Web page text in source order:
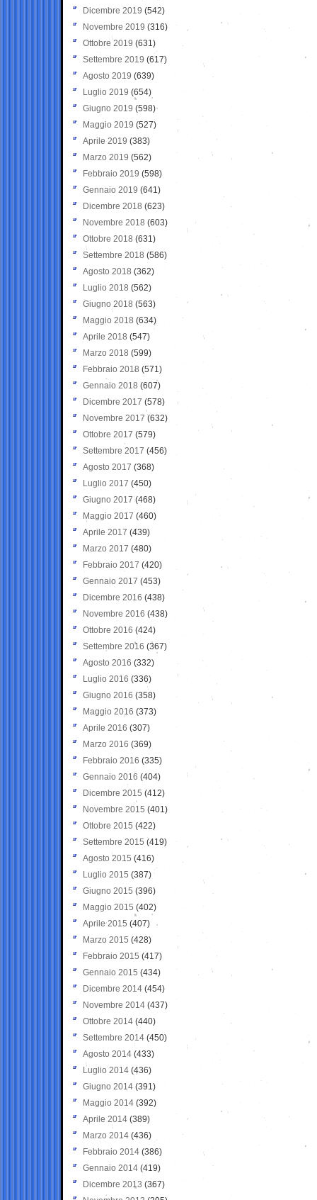
Dicembre 2019 (542)
Novembre 2019 (316)
Ottobre 2019 (631)
Settembre 2019 (617)
Agosto 2019 (639)
Luglio 2019 (654)
Giugno 2019 (598)
Maggio 2019 (527)
Aprile 2019 (383)
Marzo 2019 (562)
Febbraio 2019 (598)
Gennaio 2019 (641)
Dicembre 2018 (623)
Novembre 2018 (603)
Ottobre 2018 (631)
Settembre 2018 (586)
Agosto 2018 (362)
Luglio 2018 (562)
Giugno 2018 (563)
Maggio 2018 (634)
Aprile 2018 (547)
Marzo 2018 (599)
Febbraio 2018 (571)
Gennaio 2018 (607)
Dicembre 2017 (578)
Novembre 2017 (632)
Ottobre 2017 (579)
Settembre 2017 (456)
Agosto 2017 (368)
Luglio 2017 (450)
Giugno 2017 (468)
Maggio 2017 (460)
Aprile 2017 (439)
Marzo 2017 (480)
Febbraio 2017 (420)
Gennaio 2017 (453)
Dicembre 2016 (438)
Novembre 2016 (438)
Ottobre 2016 (424)
Settembre 2016 (367)
Agosto 2016 (332)
Luglio 2016 (336)
Giugno 2016 (358)
Maggio 2016 (373)
Aprile 2016 (307)
Marzo 2016 (369)
Febbraio 2016 (335)
Gennaio 2016 (404)
Dicembre 2015 (412)
Novembre 2015 (401)
Ottobre 2015 (422)
Settembre 2015 (419)
Agosto 2015 (416)
Luglio 2015 (387)
Giugno 2015 (396)
Maggio 2015 (402)
Aprile 2015 (407)
Marzo 2015 (428)
Febbraio 2015 (417)
Gennaio 2015 (434)
Dicembre 2014 (454)
Novembre 2014 (437)
Ottobre 2014 (440)
Settembre 2014 (450)
Agosto 2014 (433)
Luglio 2014 (436)
Giugno 2014 (391)
Maggio 2014 (392)
Aprile 2014 (389)
Marzo 2014 (436)
Febbraio 2014 (386)
Gennaio 2014 (419)
Dicembre 2013 (367)